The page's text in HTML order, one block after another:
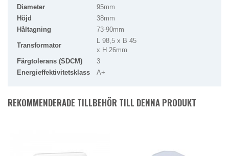
Diameter
95mm
Höjd
38mm
Håltagning
73-90mm
Transformator
L 98,5 x B 45
x H 26mm
Färgtolerans (SDCM)
3
Energieffektivitetsklass
A+
REKOMMENDERADE TILLBEHÖR TILL DENNA PRODUKT